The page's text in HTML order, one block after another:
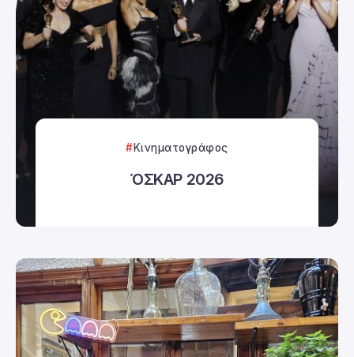
Κινηματογράφος
ΌΣΚΑΡ 2026